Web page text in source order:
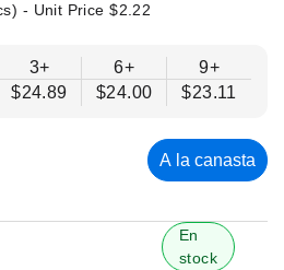
- Unit Price$2.22
3+
$24.89
6+
$24.00
9+
$23.11
A la canasta
En
stock